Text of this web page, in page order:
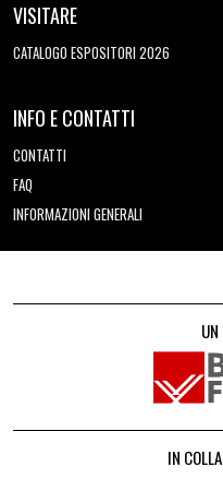
VISITARE
CATALOGO ESPOSITORI 2026
INFO E CONTATTI
CONTATTI
FAQ
INFORMAZIONI GENERALI
IN